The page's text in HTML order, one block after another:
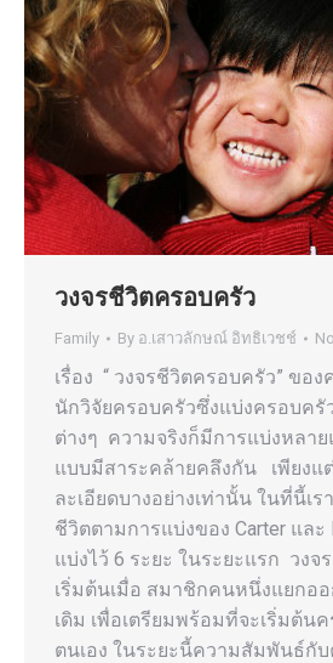
วงจรชีวิตครอบครัว
Family By อ.เสาวลักษณ์ อิทธิเวชช์
เรื่อง “ วงจรชีวิตครอบครัว” ขอ
นักวิจัยครอบครัวซึ่งแบ่งครอบครั
ต่างๆ ความจริงก็มีการแบ่งหลา
แบบมีสาระคล้ายคลึงกัน เพียงแ
ละเอียดบางอย่างเท่านั้น ในที่นี้เร
ชีวิตตามการแบ่งของ Carter และ
แบ่งไว้ 6 ระยะ ในระยะแรก วงจ
เริ่มต้นเมื่อ สมาชิกคนหนึ่งแยกอ
เดิม เพื่อเตรียมพร้อมที่จะเริ่มต้น
ตนเอง ในระยะนี้ความสัมพันธ์กั